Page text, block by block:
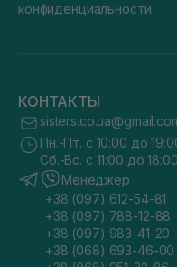
конфиденциальности
КОНТАКТЫ
Пн.-Пт. с 10:00 до
Сб.-Вс. с 11:00 до 18:00
Менеджер
+38 (097) 612-54-81
+38 (097) 788-12-88
+38 (097) 983-41-20
+38 (068) 693-46-00